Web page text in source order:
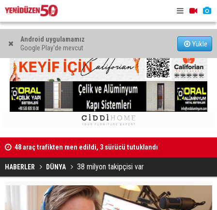
Android uygulamamız
Google Play'de mevcut
Yükle
Kaldırıma düşen scooter sürücüsü yaralandı
HABERLER DÜNYA 38 milyon takipçisi var